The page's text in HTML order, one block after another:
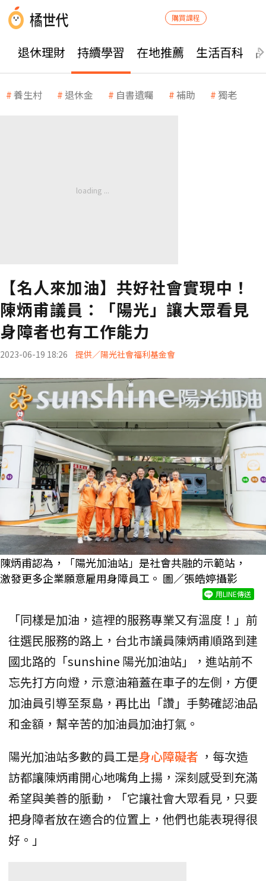
購買課程
退休理財 持續學習 在地推薦 生活百科
養生村 退休金 自書遺囑 補助 獨老
【名人來加油】共好社會實現中！
陳炳甫議員：「陽光」讓大眾看見
身障者也有工作能力
2023-06-19 18:26 提供／陽光社會福利基金會
陳炳甫認為，「陽光加油站」是社會共融的示範站，
激發更多企業願意雇用身障員工。 圖／張皓婷攝影
用LINE傳送
「同樣是加油，這裡的服務專業又有溫度！」前
往選民服務的路上，台北市議員陳炳甫順路到建
國北路的「sunshine 陽光加油站」，進站前不
忘先打方向燈，示意油箱蓋在車子的左側，方便
加油員引導至泵島，再比出「讚」手勢確認油品
和金額，幫辛苦的加油員加油打氣。
陽光加油站多數的員工是身心障礙者 ，每次造
訪都讓陳炳甫開心地嘴角上揚，深刻感受到充滿
希望與美善的脈動，「它讓社會大眾看見，只要
把身障者放在適合的位置上，他們也能表現得很
好。」